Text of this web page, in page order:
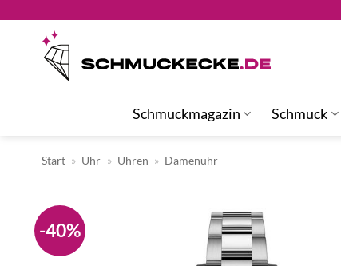
springen
Schmuckmagazin Schmuck
Start » Uhr » Uhren » Damenuhr
-40%